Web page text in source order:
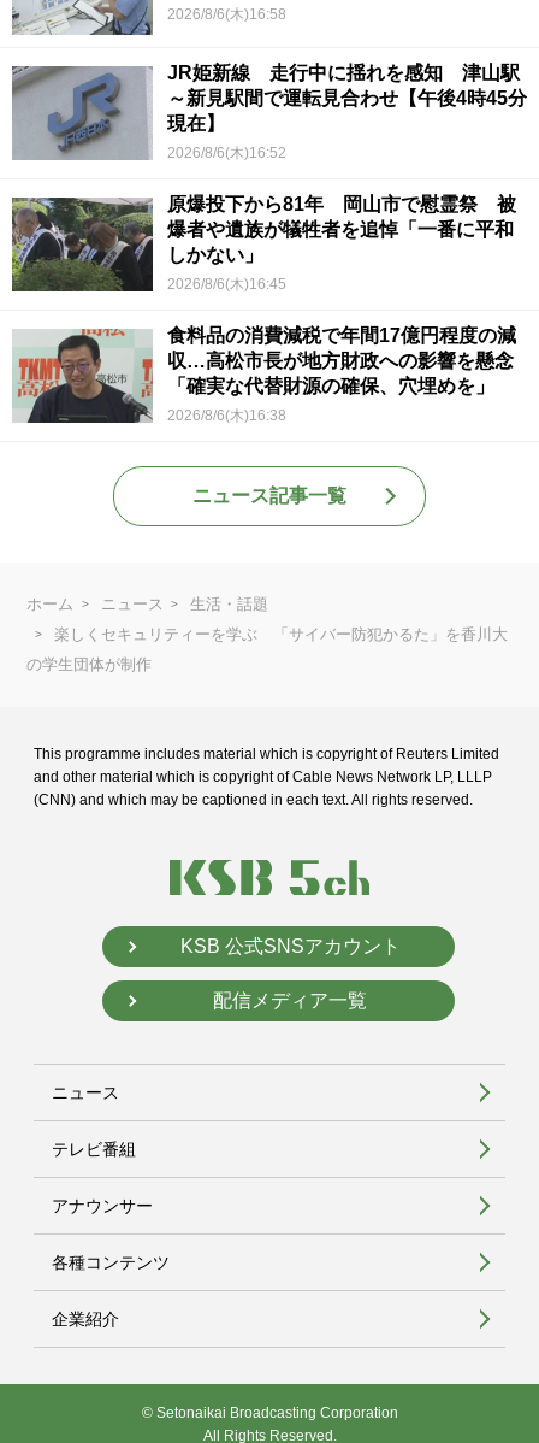
2026/8/6(木)16:58
JR姫新線 走行中に揺れを感知 津山駅
～新見駅間で運転見合わせ【午後4時45分
現在】
2026/8/6(木)16:52
原爆投下から81年 岡山市で慰霊祭 被
爆者や遺族が犠牲者を追悼「一番に平和
しかない」
2026/8/6(木)16:45
食料品の消費減税で年間17億円程度の減
収…高松市長が地方財政への影響を懸念
「確実な代替財源の確保、穴埋めを」
2026/8/6(木)16:38
ニュース記事一覧
ホーム ニュース
生活・話題
楽しくセキュリティーを学ぶ 「サイバー防犯かるた」を香川大
の学生団体が制作
This programme includes material which is copyright of Reuters Limited
and other material which is copyright of Cable News Network LP, LLLP
(CNN) and which may be captioned in each text. All rights reserved.
KSB 公式SNSアカウント
配信メディア一覧
ニュース
テレビ番組
アナウンサー
各種コンテンツ
企業紹介
© Setonaikai Broadcasting Corporation
All Rights Reserved.